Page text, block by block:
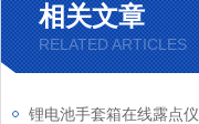
相关文章
RELATED ARTICLES
锂电池手套箱在线露点仪